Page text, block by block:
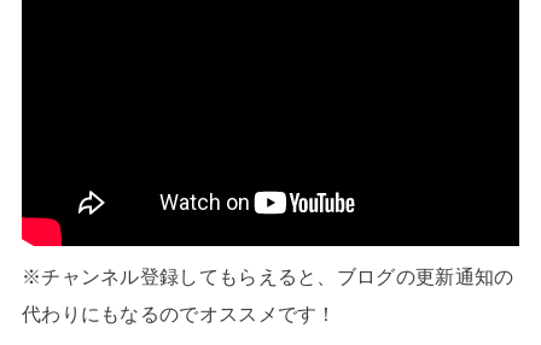
※チャンネル登録してもらえると、ブログの更新通知の
代わりにもなるのでオススメです！